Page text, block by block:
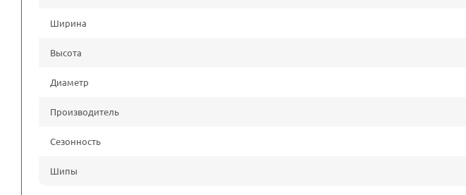
Ширина
Высота
Диаметр
Производитель
Сезонность
Шипы